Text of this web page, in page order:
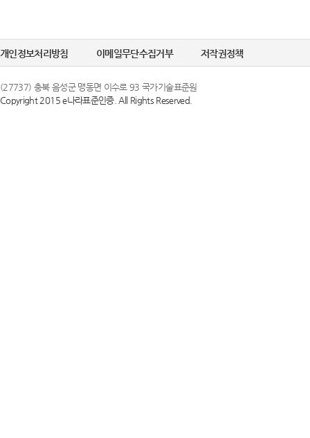
개인정보처리방침 이메일무단수집거부 저작권정책
(27737) 충북 음성군 맹동면 이수로 93 국가기술표준원
Copyright 2015 e나라표준인증. All Rights Reserved.